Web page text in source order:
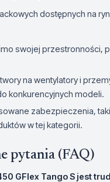
dostępnych na
swojej przestronności,
na wentylatory i
konkurencyjnych modeli.
zabezpieczenia,
w tej kategorii.
pytania (FAQ)
GFlex Tango S jest